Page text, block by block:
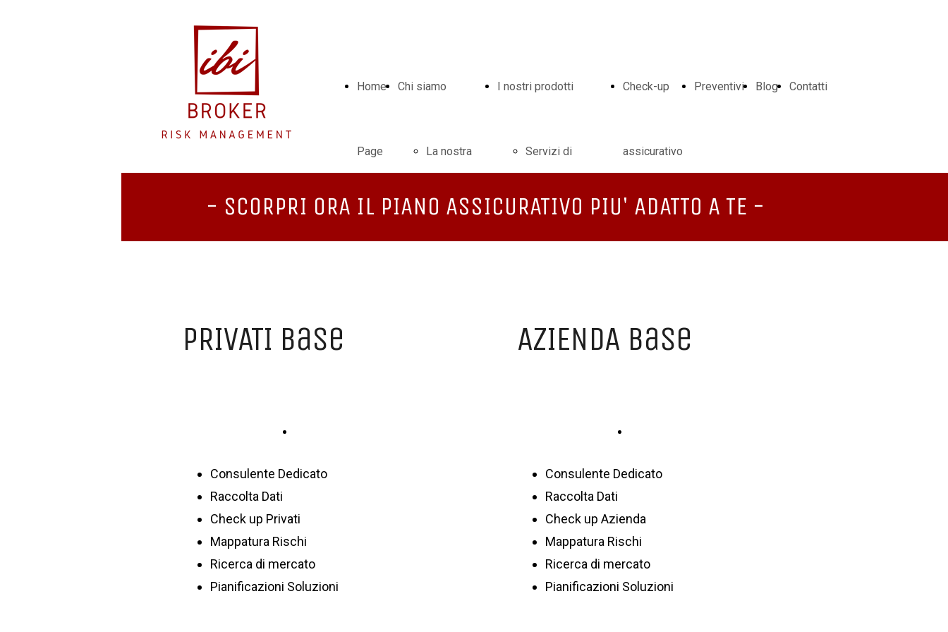
Home
Page
Chi siamo
La nostra
storia
I nostri prodotti
Servizi di
consulenza
immobiliari
Trasporti
Soluzioni
Check-up
assicurativo
Preventivi Blog Contatti
- SCORPRI ORA IL PIANO ASSICURATIVO PIU' ADATTO A TE -
PRIVATI base AZIENDA base
Consulente Dedicato
Raccolta Dati
Check up Privati
Mappatura Rischi
Ricerca di mercato
Pianificazioni Soluzioni
Consulente Dedicato
Raccolta Dati
Check up Azienda
Mappatura Rischi
Ricerca di mercato
Pianificazioni Soluzioni